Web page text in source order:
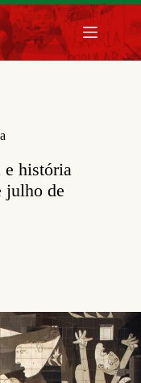
e história
julho de